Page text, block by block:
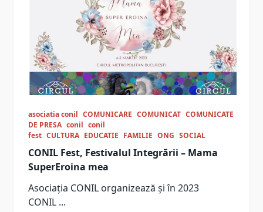
asociatia conil COMUNICARE COMUNICAT COMUNICATE
DE PRESA conil conil
fest CULTURA EDUCATIE FAMILIE ONG SOCIAL
CONIL Fest, Festivalul Integrării – Mama
SuperEroina mea
Asociația CONIL organizează și în 2023
CONIL ...